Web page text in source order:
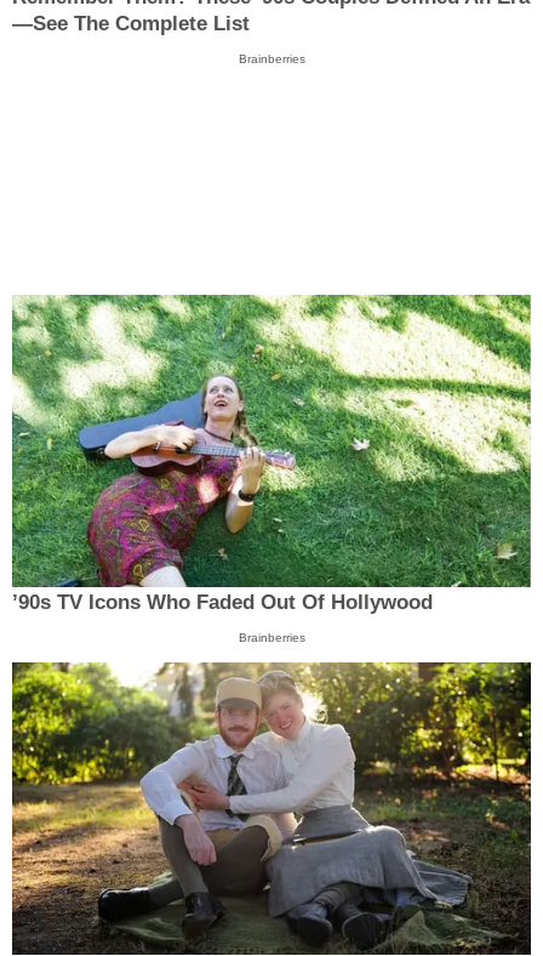
—See The Complete List
Brainberries
’90s TV Icons Who Faded Out Of Hollywood
Brainberries